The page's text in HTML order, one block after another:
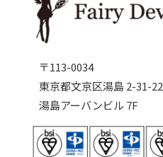
〒113-0034
東京都文京区湯島 2-31-22
湯島アーバンビル 7F